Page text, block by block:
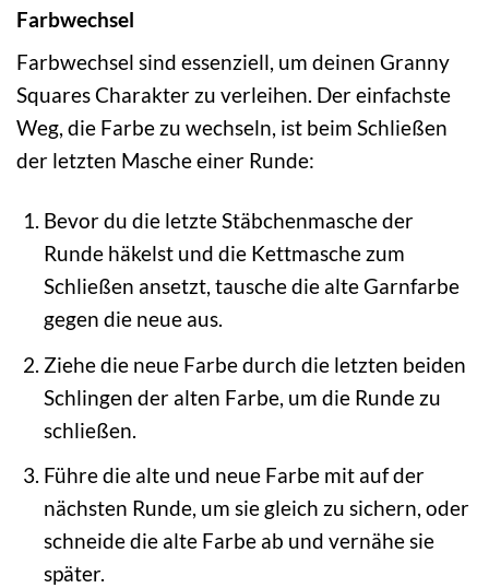
Farbwechsel
Farbwechsel sind essenziell, um deinen Granny
Squares Charakter zu verleihen. Der einfachste
Weg, die Farbe zu wechseln, ist beim Schließen
der letzten Masche einer Runde:
Bevor du die letzte Stäbchenmasche der
Runde häkelst und die Kettmasche zum
Schließen ansetzt, tausche die alte Garnfarbe
gegen die neue aus.
Ziehe die neue Farbe durch die letzten beiden
Schlingen der alten Farbe, um die Runde zu
schließen.
Führe die alte und neue Farbe mit auf der
nächsten Runde, um sie gleich zu sichern, oder
schneide die alte Farbe ab und vernähe sie
später.